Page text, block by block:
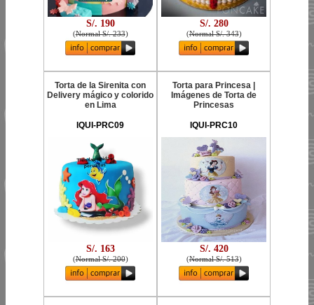
S/. 190
(Normal S/. 233)
S/. 280
(Normal S/. 343)
Torta de la Sirenita con
Delivery mágico y colorido
en Lima
IQUI-PRC09
S/. 163
(Normal S/. 200)
Torta para Princesa |
Imágenes de Torta de
Princesas
IQUI-PRC10
S/. 420
(Normal S/. 513)